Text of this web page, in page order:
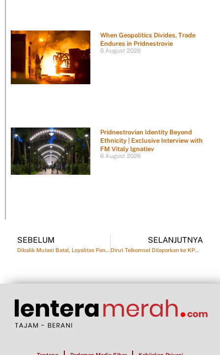
When Geopolitics Divides, Trade
Endures in Pridnestrovie
6 August 2026
Pridnestrovian Identity Beyond
Ethnicity | Exclusive Interview with
FM Vitaly Ignatiev
6 August 2026
SEBELUM
Dibalik Mutasi Batal, Loyalitas Panglima TNI Kepada Panglima Tertinggi atau Jokowi?
SELANJUTNYA
Dirut Telkomsel Dilaporkan ke KPK, Diduga Terkait Kasus Korupsi Rp147 Miliar dan Monopoli SMS A2P